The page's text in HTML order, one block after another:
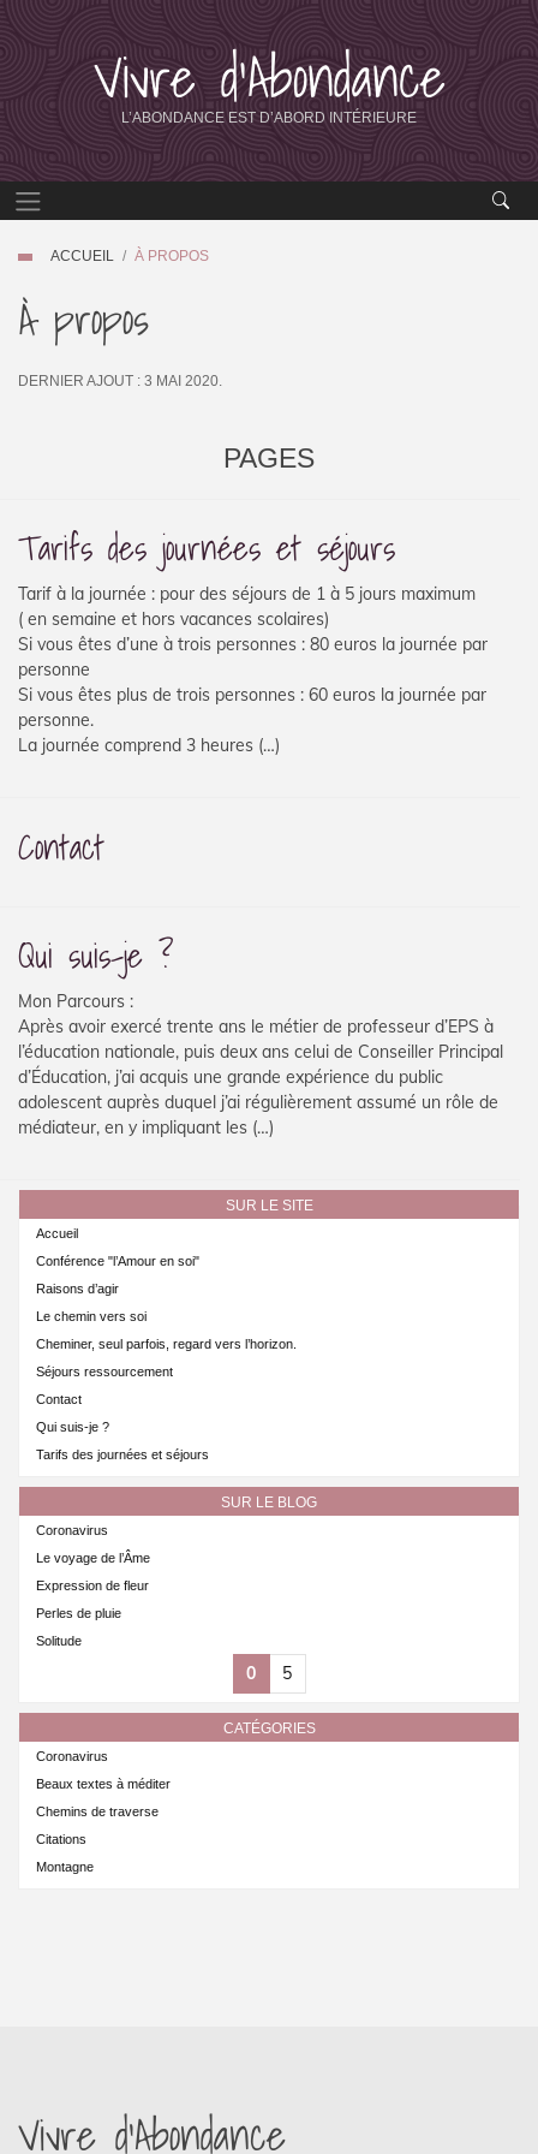
Vivre d’Abondance
L’ABONDANCE EST D’ABORD INTÉRIEURE
ACCUEIL À PROPOS
À propos
DERNIER AJOUT : 3 MAI 2020.
PAGES
Tarifs des journées et séjours
Tarif à la journée : pour des séjours de 1 à 5 jours maximum
( en semaine et hors vacances scolaires)
Si vous êtes d’une à trois personnes : 80 euros la journée par
personne
Si vous êtes plus de trois personnes : 60 euros la journée par
personne.
La journée comprend 3 heures (…)
Contact
Qui suis-je ?
Mon Parcours :
Après avoir exercé trente ans le métier de professeur d’EPS à
l’éducation nationale, puis deux ans celui de Conseiller Principal
d’Éducation, j’ai acquis une grande expérience du public
adolescent auprès duquel j’ai régulièrement assumé un rôle de
médiateur, en y impliquant les (…)
SUR LE SITE
Accueil
Conférence "l’Amour en soi"
Raisons d’agir
Le chemin vers soi
Cheminer, seul parfois, regard vers l’horizon.
Séjours ressourcement
Contact
Qui suis-je ?
Tarifs des journées et séjours
SUR LE BLOG
Coronavirus
Le voyage de l’Âme
Expression de fleur
Perles de pluie
Solitude
0 5
CATÉGORIES
Coronavirus
Beaux textes à méditer
Chemins de traverse
Citations
Montagne
Vivre d’Abondance